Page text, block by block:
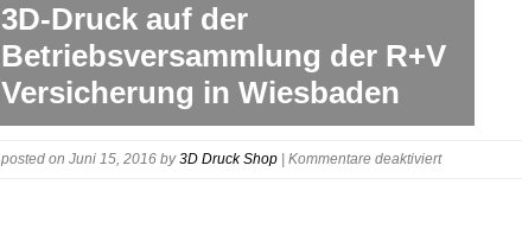
3D-Druck auf der
Betriebsversammlung der R+V
Versicherung in Wiesbaden
posted on Juni 15, 2016 by3D Druck Shop Kommentare deaktiviertfür